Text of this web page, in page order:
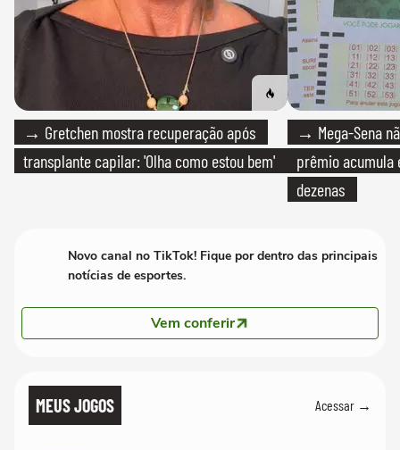
→ Gretchen mostra recuperação após
transplante capilar: 'Olha como estou bem'
→ Mega-Sena
prêmio acumula
dezenas
Novo canal no TikTok! Fique por dentro das principais
notícias de esportes.
Vem conferir
MEUS JOGOS Acessar →